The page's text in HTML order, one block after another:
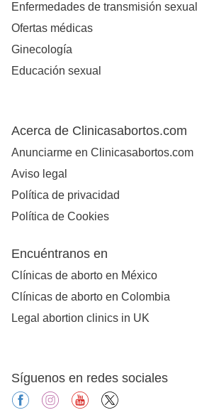
Enfermedades de transmisión sexual
Ofertas médicas
Ginecología
Educación sexual
Acerca de Clinicasabortos.com
Anunciarme en Clinicasabortos.com
Aviso legal
Política de privacidad
Política de Cookies
Encuéntranos en
Clínicas de aborto en México
Clínicas de aborto en Colombia
Legal abortion clinics in UK
Síguenos en redes sociales
facebookinstagramyoutube